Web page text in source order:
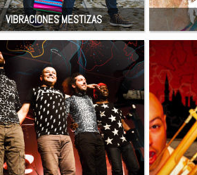
VIBRACIONES MESTIZAS